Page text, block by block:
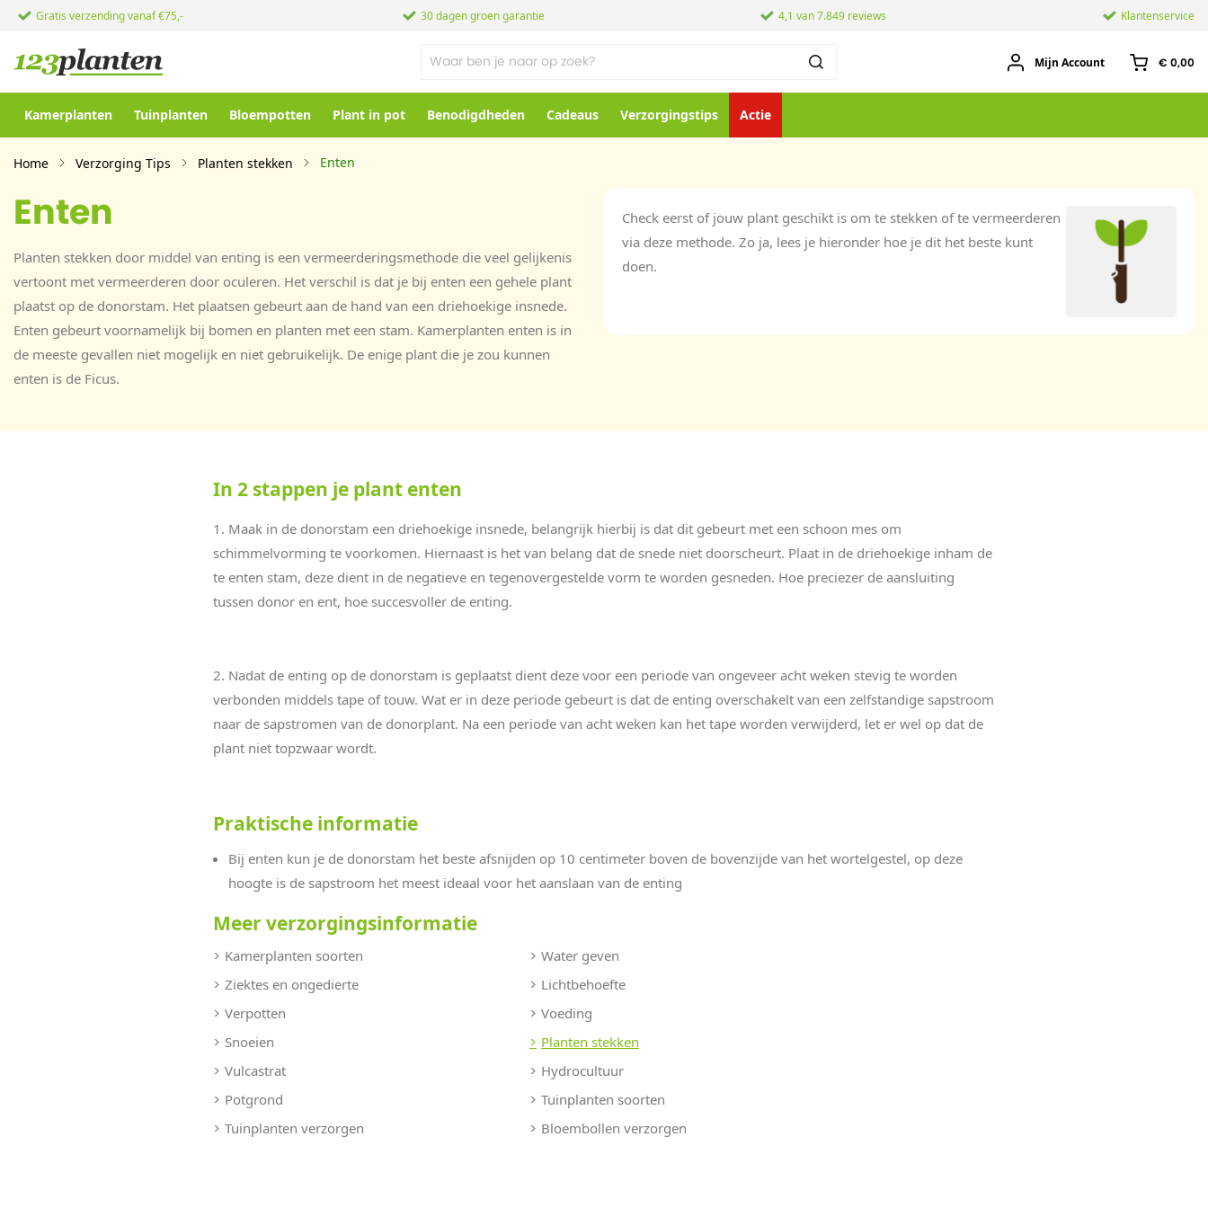
Gratis verzending vanaf €75,- 30 dagen groen garantie 4,1 van 7.849 reviews Klantenservice
Mijn Account € 0,00
Kamerplanten Tuinplanten Bloempotten Plant in pot Benodigdheden Cadeaus Verzorgingstips Actie
Home Verzorging Tips Planten stekken Enten
Enten
Planten stekken door middel van enting is een vermeerderingsmethode die veel gelijkenis
vertoont met vermeerderen door oculeren. Het verschil is dat je bij enten een gehele plant
plaatst op de donorstam. Het plaatsen gebeurt aan de hand van een driehoekige insnede.
Enten gebeurt voornamelijk bij bomen en planten met een stam. Kamerplanten enten is in
de meeste gevallen niet mogelijk en niet gebruikelijk. De enige plant die je zou kunnen
enten is de Ficus.
Check eerst of jouw plant geschikt is om te stekken of te vermeerderen
via deze methode. Zo ja, lees je hieronder hoe je dit het beste kunt
doen.
In 2 stappen je plant enten
1. Maak in de donorstam een driehoekige insnede, belangrijk hierbij is dat dit gebeurt met een schoon mes om
schimmelvorming te voorkomen. Hiernaast is het van belang dat de snede niet doorscheurt. Plaat in de driehoekige inham de
te enten stam, deze dient in de negatieve en tegenovergestelde vorm te worden gesneden. Hoe preciezer de aansluiting
tussen donor en ent, hoe succesvoller de enting.
2. Nadat de enting op de donorstam is geplaatst dient deze voor een periode van ongeveer acht weken stevig te worden
verbonden middels tape of touw. Wat er in deze periode gebeurt is dat de enting overschakelt van een zelfstandige sapstroom
naar de sapstromen van de donorplant. Na een periode van acht weken kan het tape worden verwijderd, let er wel op dat de
plant niet topzwaar wordt.
Praktische informatie
Bij enten kun je de donorstam het beste afsnijden op 10 centimeter boven de bovenzijde van het wortelgestel, op deze
hoogte is de sapstroom het meest ideaal voor het aanslaan van de enting
Meer verzorgingsinformatie
Kamerplanten soorten
Water geven
Ziektes en ongedierte
Lichtbehoefte
Verpotten
Voeding
Snoeien
Planten stekken
Vulcastrat
Hydrocultuur
Potgrond
Tuinplanten soorten
Tuinplanten verzorgen
Bloembollen verzorgen